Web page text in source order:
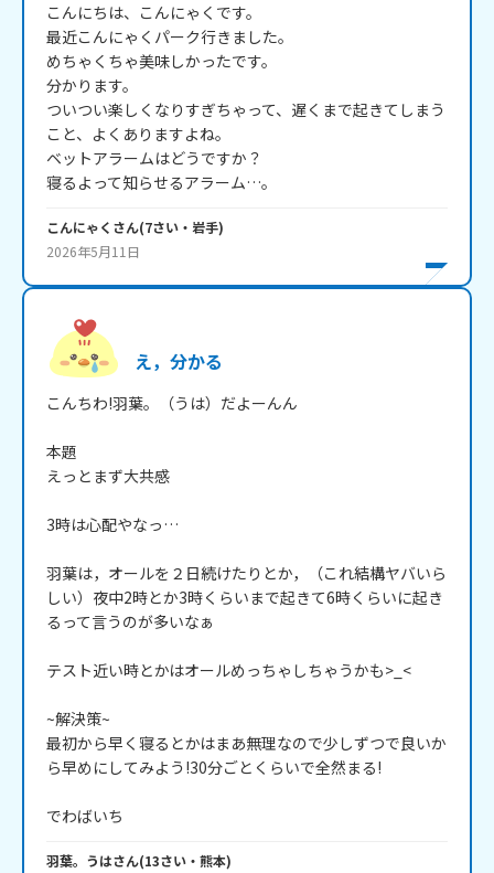
こんにちは、こんにゃくです。
最近こんにゃくパーク行きました。
めちゃくちゃ美味しかったです。
分かります。
ついつい楽しくなりすぎちゃって、遅くまで起きてしまう
こと、よくありますよね。
ベットアラームはどうですか？
寝るよって知らせるアラーム…。
こんにゃく さん(7さい・ 岩手)
2026年5月11日
え，分かる
こんちわ!羽葉。（うは）だよーんん
本題
えっとまず大共感
3時は心配やなっ…
羽葉は，オールを２日続けたりとか，（これ結構ヤバいら
しい）夜中2時とか3時くらいまで起きて6時くらいに起き
るって言うのが多いなぁ
テスト近い時とかはオールめっちゃしちゃうかも>_<
~解決策~
最初から早く寝るとかはまあ無理なので少しずつで良いか
ら早めにしてみよう!30分ごとくらいで全然まる!
でわばいち
羽葉。うはさん(13さい・ 熊本)